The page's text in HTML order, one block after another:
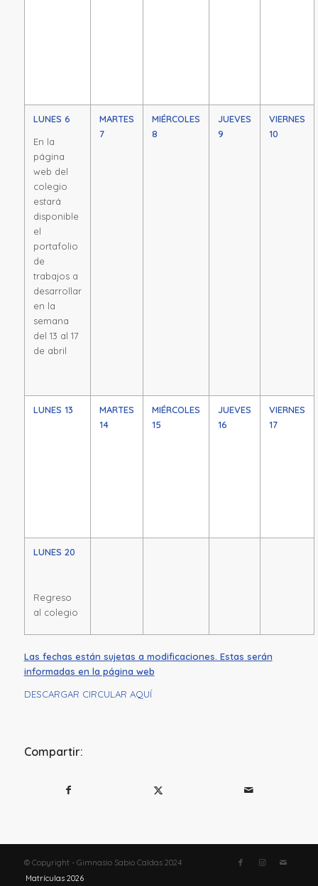
LUNES 6
En la
página
web del
colegio
estará
disponible
el
portafolio
de
trabajos a
desarrollar
en la
semana
del 13 al 17
de abril
MARTES
7
MIÉRCOLES
8
JUEVES
9
VIERNES
10
LUNES 13
MARTES
14
MIÉRCOLES
15
JUEVES
16
VIERNES
17
LUNES 20
Regreso
al colegio
Las fechas están sujetas a modificaciones. Estas serán
informadas en la página web
DESCARGAR CIRCULAR AQUÍ
Compartir:
© Copyright - Gimnasio Sabio Caldas 2024
Matrículas 2026